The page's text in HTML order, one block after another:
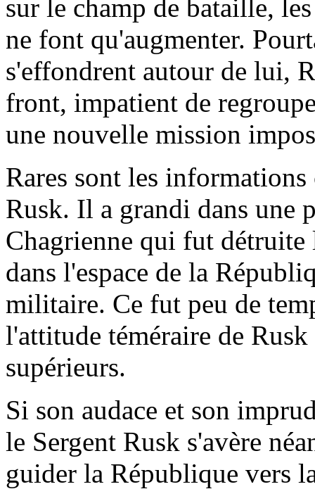
sur le champ de bataille,
ne font qu'augmenter.
s'effondrent autour de lui,
front, impatient de
une nouvelle mission
Rares sont les
Rusk. Il a grandi dans une
Chagrienne qui fut
dans l'espace de la
militaire. Ce fut peu de
l'attitude téméraire de
supérieurs.
Si son audace et son
le Sergent Rusk s'avère
guider la République vers